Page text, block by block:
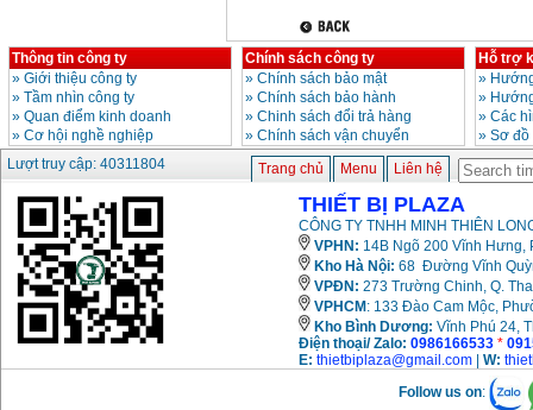
Thông tin công ty
» Giới thiệu công ty
» Tầm nhìn công ty
» Quan điểm kinh doanh
» Cơ hội nghề nghiệp
Chính sách công ty
» Chính sách bảo mật
» Chính sách bảo hành
» Chinh sách đổi trả hàng
» Chính sách vận chuyển
Hỗ trợ
»
»
» Các
» Sơ
Lượt truy cập: 40311804
Trang chủ Menu Liên hệ
THIẾT BỊ PLAZA
CÔNG TY TNHH MINH THIÊN
VPHN: 14B Ngõ 200 Vĩnh Hưng,
Kho Hà Nội: 68 Đường Vĩnh
VPĐN: 273 Trường Chinh, Q.
VPHCM : 133 Đào Cam Mộc,
Kho Bình Dương: Vĩnh Phú 24,
Điện thoại/ Zalo: 0986166533 *
E: thietbiplaza@gmail.com W:
Follow us on: